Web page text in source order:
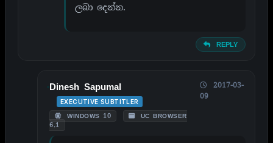
ලබා දෙන්න.
REPLY
Dinesh Sapumal
EXECUTIVE SUBTITLER
WINDOWS 10
UC BROWSER
6.1
2017-03-
09